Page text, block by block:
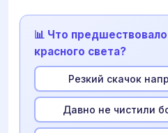
📊 Что
красного света?
Резкий скачок
Давно не чистили